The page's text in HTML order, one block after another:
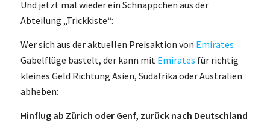
Und jetzt mal wieder ein Schnäppchen aus der
Abteilung „Trickkiste“:
Wer sich aus der aktuellen Preisaktion von Emirates
Gabelflüge bastelt, der kann mit Emirates für richtig
kleines Geld Richtung Asien, Südafrika oder Australien
abheben:
Hinflug ab Zürich oder Genf, zurück nach Deutschland